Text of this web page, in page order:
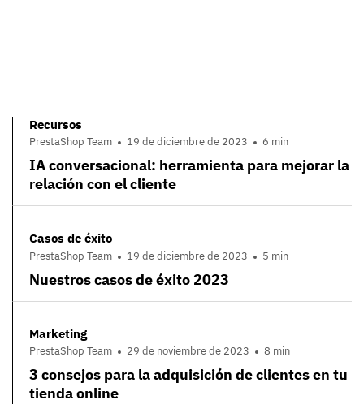
Recursos
PrestaShop Team 19 de diciembre de 2023 6 min
IA conversacional: herramienta para mejorar la
relación con el cliente
Casos de éxito
PrestaShop Team 19 de diciembre de 2023 5 min
Nuestros casos de éxito 2023
Marketing
PrestaShop Team 29 de noviembre de 2023 8 min
3 consejos para la adquisición de clientes en tu
tienda online